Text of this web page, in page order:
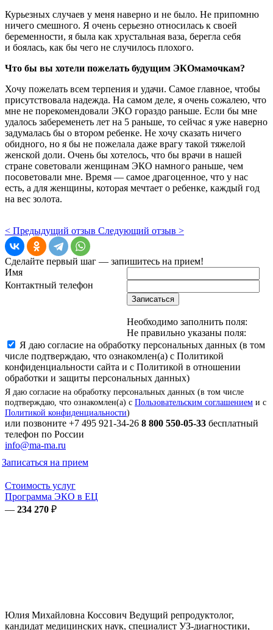
Курьезных случаев у меня наверно и не было. Не припомню
ничего смешного. Я очень серьезно относилась к своей
беременности, я была как хрустальная ваза, берегла себя
и боялась, как бы чего не случилось плохого.
Что бы вы хотели пожелать будущим ЭКОмамочкам?
Хочу пожелать всем терпения и удачи. Самое главное, чтобы
присутствовала надежда. На самом деле, я очень сожалею, что
мне не порекомендовали ЭКО гораздо раньше. Если бы мне
удалось забеременеть лет на 5 раньше, то сейчас я уже наверно
задумалась бы о втором ребенке. Не хочу сказать ничего
обидного, но я бы не пожелала даже врагу такой тяжелой
женской доли. Очень бы хотелось, что бы врачи в нашей
стране советовали женщинам ЭКО намного раньше, чем
посоветовали мне. Время — самое драгоценное, что у нас
есть, а для женщины, которая мечтает о ребенке, каждый год
на вес золота.
< Предыдущий отзыв Следующий отзыв >
Сделайте первый шаг — запишитесь на прием!
Имя
Контактный телефон
Записаться
Необходимо заполнить поля:
Не правильно указаны поля:
Я даю согласие на обработку персональных данных (в том
числе подтверждаю, что ознакомлен(а) с Политикой
конфиденциальности сайта и с Политикой в отношении
обработки и защиты персональных данных)
Я даю согласие на обработку персональных данных (в том числе
подтверждаю, что ознакомлен(а) с Пользовательским соглашением и с
Политикой конфиденциальности)
или позвоните +7 495 921-34-26 8 800 550-05-33 бесплатный
телефон по России
info@ma-ma.ru
Записаться на прием
Стоимость услуг
Программа ЭКО в ЕЦ
— 234 270 ₽
Юлия Михайловна Коссович Ведущий репродуктолог,
кандидат медицинских наук, специалист УЗ-диагностики,